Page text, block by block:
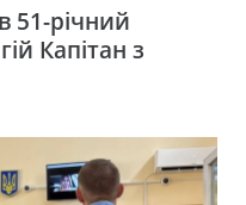
51-річний
Капітан з